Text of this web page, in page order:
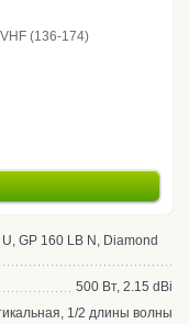
(136-174)
GP 160 LB N, Diamond
500 Вт, 2.15 dBi
1/2 длины волны